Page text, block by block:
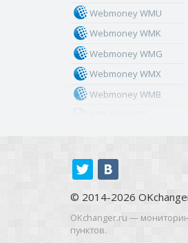
Webmoney WMU
Webmoney WMK
Webmoney WMG
Webmoney WMX
Webmoney WMB
Skril PLN
Skril GBP
Skril AUD
© 2014-2026
OKchanger.ru —
пунктов.